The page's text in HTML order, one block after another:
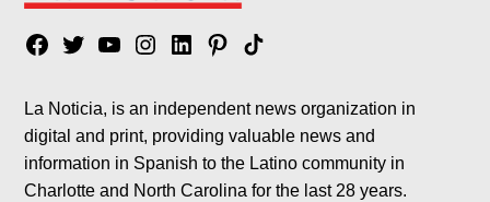
Facebook
TwitterYouTubeInstagram
LinkedinPinterest
Tik
La Noticia, is an independent news organization in
digital and print, providing valuable news and
information in Spanish to the Latino community in
Charlotte and North Carolina for the last 28 years.